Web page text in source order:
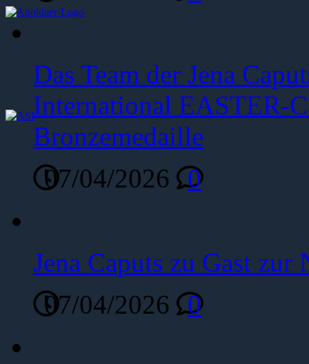
Das Team der Jena
International EASTER-
Bronzemedaille
07/04/2026
0
Jena Caputs zu Gast zur
07/04/2026
0